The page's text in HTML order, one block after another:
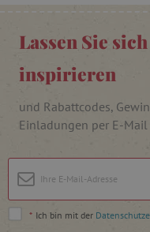
Lassen Sie
inspirieren
und Rabattcodes,
Einladungen per E-
* Ich bin mit der
_lb